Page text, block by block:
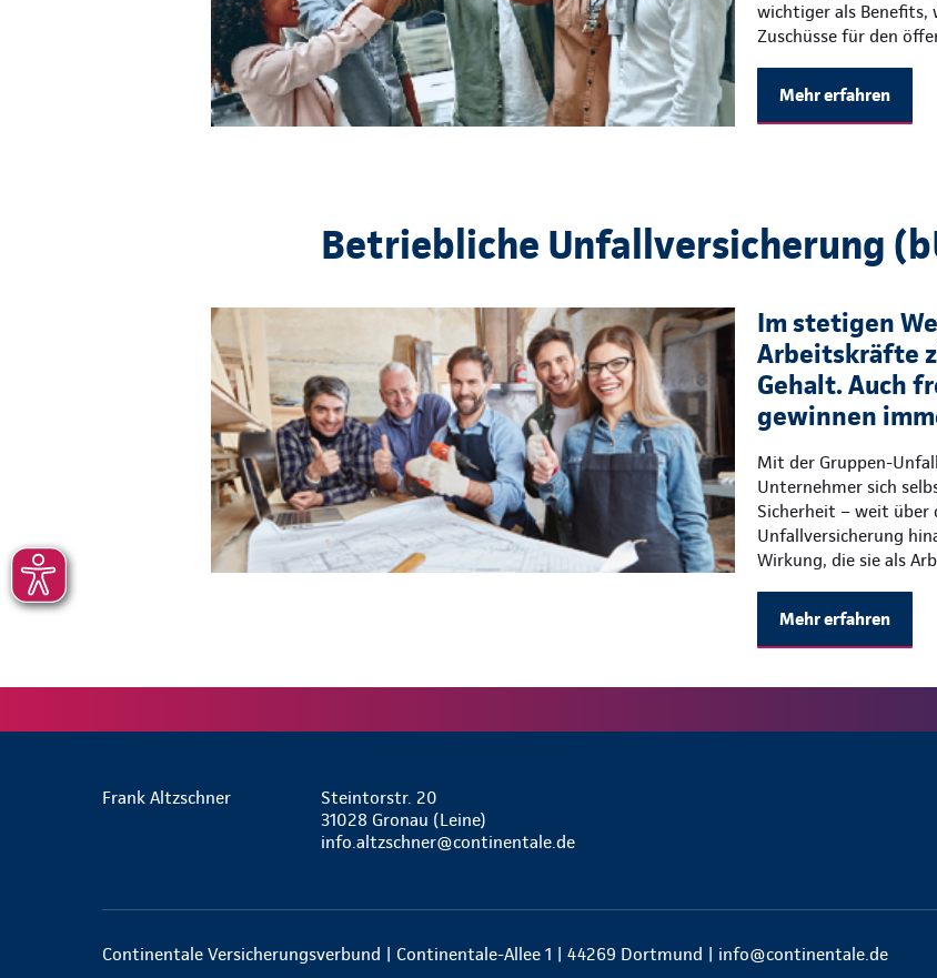
wichtiger als Benefits,
Zuschüsse für den
Mehr erfahren
Betriebliche Unfallversicherung
Im stetigen
Arbeitskräfte
Gehalt. Auch
gewinnen
Mit der Gruppen-
Unternehmer sich
Sicherheit – weit über
Unfallversicherung
Wirkung, die sie als
Mehr erfahren
Frank Altzschner
Steintorstr. 20
31028 Gronau (Leine)
info.altzschner@continentale.de
Continentale Versicherungsverbund | Continentale-Allee 1 | 44269 Dortmund | info@continentale.de